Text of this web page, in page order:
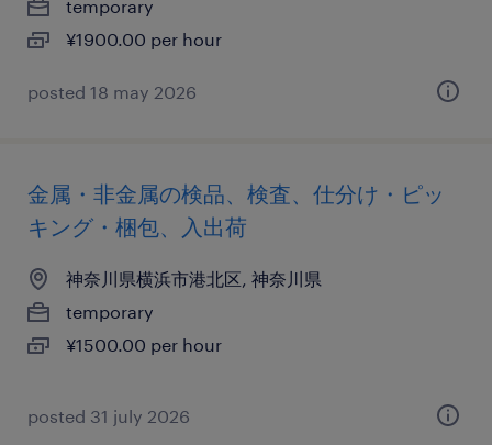
temporary
¥1900.00 per hour
posted 18 may 2026
金属・非金属の検品、検査、仕分け・ピッ
キング・梱包、入出荷
神奈川県横浜市港北区, 神奈川県
temporary
¥1500.00 per hour
posted 31 july 2026